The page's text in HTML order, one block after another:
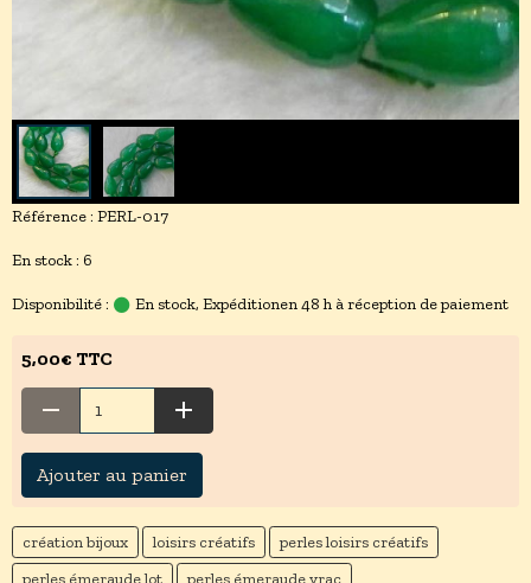
Référence : PERL-017
En stock : 6
Disponibilité : En stock, Expéditionen 48 h à réception de paiement
5,00€ TTC
Ajouter au panier
création bijoux loisirs créatifs
perles loisirs créatifs
perles émeraude lot
perles émeraude vrac